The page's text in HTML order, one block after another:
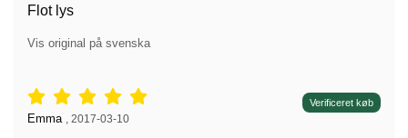
Flot lys
Vis original på svenska
Anmeldelser: 5 stjerne af 5, Verificeret køb
Anmeldelser af:
Emma 2017-03-10